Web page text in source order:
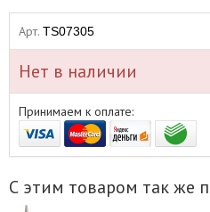
Арт. TS07305
Нет в наличии
Принимаем к оплате:
С этим товаром так же